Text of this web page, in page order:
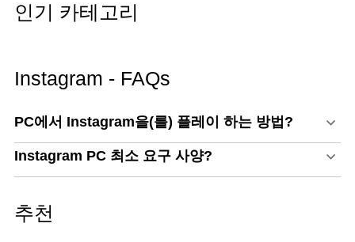
인기 카테고리
Instagram - FAQs
PC에서 Instagram을(를) 플레이 하는 방법?
Instagram PC 최소 요구 사양?
추천